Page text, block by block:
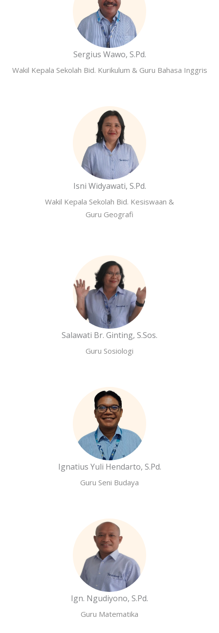
Sergius Wawo, S.Pd.
Wakil Kepala Sekolah Bid. Kurikulum & Guru Bahasa Inggris
Isni Widyawati, S.Pd.
Wakil Kepala Sekolah Bid. Kesiswaan &
Guru Geografi
Salawati Br. Ginting, S.Sos.
Guru Sosiologi
Ignatius Yuli Hendarto, S.Pd.
Guru Seni Budaya
Ign. Ngudiyono, S.Pd.
Guru Matematika